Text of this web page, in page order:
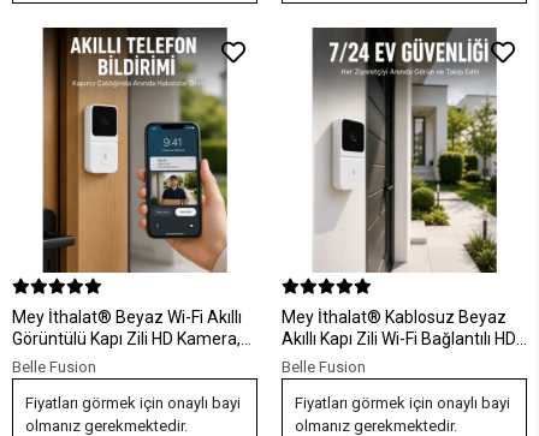
Mey İthalat® Beyaz Wi-Fi Akıllı
Görüntülü Kapı Zili HD Kamera,
Gece Görüşü ve Telefon
Bildirimli Kablosuz Kapı Zili
Belle Fusion
Fiyatları görmek için onaylı bayi
olmanız gerekmektedir.
Mey İthalat® Kablosuz Beyaz
Akıllı Kapı Zili Wi-Fi Bağlantılı HD
Kameralı Ev Güvenlik Sistemi
Belle Fusion
Fiyatları görmek için onaylı bayi
olmanız gerekmektedir.